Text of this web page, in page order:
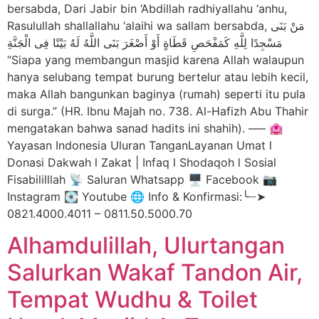
bersabda, Dari Jabir bin ‘Abdillah radhiyallahu ‘anhu,
Rasulullah shallallahu ‘alaihi wa sallam bersabda, مَنْ بَنَى
مَسْجِدًا لِلَّهِ كَمَفْحَصِ قَطَاةٍ أَوْ أَصْغَرَ بَنَى اللَّهُ لَهُ بَيْتًا فِى الْجَنَّةِ
“Siapa yang membangun masjid karena Allah walaupun
hanya selubang tempat burung bertelur atau lebih kecil,
maka Allah bangunkan baginya (rumah) seperti itu pula
di surga.” (HR. Ibnu Majah no. 738. Al-Hafizh Abu Thahir
mengatakan bahwa sanad hadits ini shahih). —– 🏩
Yayasan Indonesia Uluran TanganLayanan Umat l
Donasi Dakwah l Zakat | Infaq l Shodaqoh l Sosial
Fisabililllah 📡 Saluran Whatsapp 🖥️ Facebook 📷
Instagram 💽 Youtube 🌐 Info & Konfirmasi:╰┈➤
0821.4000.4011 – 0811.50.5000.70
Alhamdulillah, Ulurtangan
Salurkan Wakaf Tandon Air,
Tempat Wudhu & Toilet